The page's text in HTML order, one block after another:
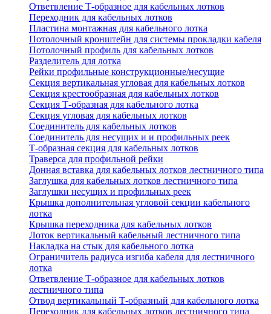
Ответвление Т-образное для кабельных лотков
Переходник для кабельных лотков
Пластина монтажная для кабельного лотка
Потолочный кронштейн для системы прокладки кабеля
Потолочный профиль для кабельных лотков
Разделитель для лотка
Рейки профильные конструкционные/несущие
Секция вертикальная угловая для кабельных лотков
Секция крестообразная для кабельных лотков
Секция Т-образная для кабельного лотка
Секция угловая для кабельных лотков
Соединитель для кабельных лотков
Соединитель для несущих и и профильных реек
Т-образная секция для кабельных лотков
Траверса для профильной рейки
Донная вставка для кабельных лотков лестничного типа
Заглушка для кабельных лотков лестничного типа
Заглушки несущих и профильных реек
Крышка дополнительная угловой секции кабельного
лотка
Крышка переходника для кабельных лотков
Лоток вертикальный кабельный лестничного типа
Накладка на стык для кабельного лотка
Ограничитель радиуса изгиба кабеля для лестничного
лотка
Ответвление Т-образное для кабельных лотков
лестничного типа
Отвод вертикальный Т-образный для кабельного лотка
Переходник для кабельных лотков лестничного типа